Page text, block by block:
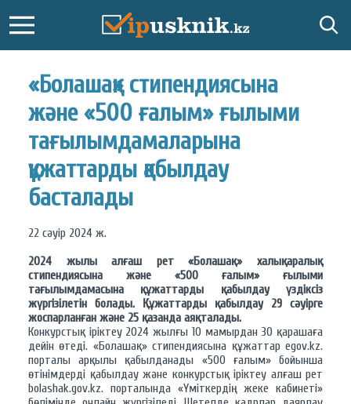
«Болашақ» стипендиясына
және «500 ғалым» ғылыми
тағылымдамаларына
құжаттарды қабылдау
басталады
22 сәуiр 2024 ж.
2024 жылы алғаш рет «Болашақ» халықаралық
стипендиясына және «500 ғалым» ғылыми
тағылымдамасына құжаттарды қабылдау үздіксіз
жүргізілетін болады. Құжаттарды қабылдау 29 сәуірге
жоспарланған және 25 қазанда аяқталады.
Конкурстық іріктеу 2024 жылғы 10 мамырдан 30 қарашаға
дейін өтеді. «Болашақ» стипендиясына құжаттар egov.kz.
порталы арқылы қабылданады «500 ғалым» бойынша
өтінімдерді қабылдау және конкурстық іріктеу алғаш рет
bolashak.gov.kz. порталында «Үміткердің жеке кабинеті»